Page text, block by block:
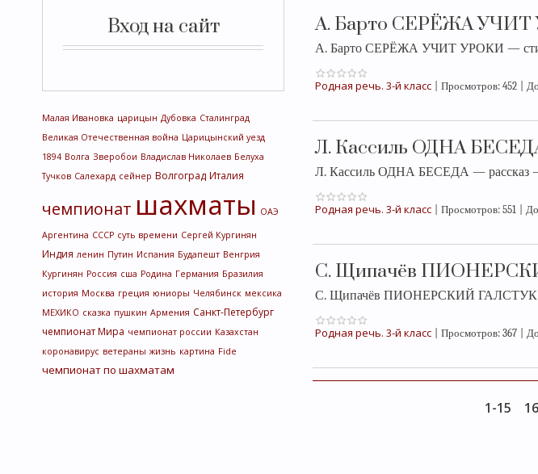
Вход на сайт
Малая Ивановка царицын Дубовка Сталинград
Великая Отечественная война Царицынский уезд
1894 Волга Зверобои Владислав Николаев Белуха
Тучков Салехард сейнер Волгоград Италия
чемпионат шахматы ОАЭ
Аргентина СССР суть времени Сергей Кургинян
Индия ленин Путин Испания Будапешт Венгрия
Кургинян Россия сша Родина Германия Бразилия
история Москва греция юниоры Челябинск мексика
МЕХИКО сказка пушкин Армения Санкт-Петербург
чемпионат Мира чемпионат россии Казахстан
коронавирус ветераны жизнь картина Fide
чемпионат по шахматам
А. Барто СЕРЁЖА
А. Барто СЕРЁЖА УЧИТ УРОКИ —
Родная речь. 3-й класс Просмотров: 452
Л. Кассиль ОДНА
Л. Кассиль ОДНА БЕСЕДА — рассказ —
Родная речь. 3-й класс Просмотров: 551
С. Щипачёв
С. Щипачёв ПИОНЕРСКИЙ ГАЛСТУК —
Родная речь. 3-й класс Просмотров: 367
1-15